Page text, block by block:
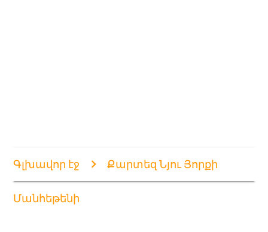
Գլխավոր էջ Քարտեզ Նյու Յորքի
Մանհեթենի